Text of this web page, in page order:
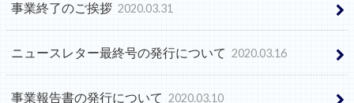
事業終了のご挨拶 2020.03.31
ニュースレター最終号の発行について 2020.03.16
事業報告書の発行について 2020.03.10